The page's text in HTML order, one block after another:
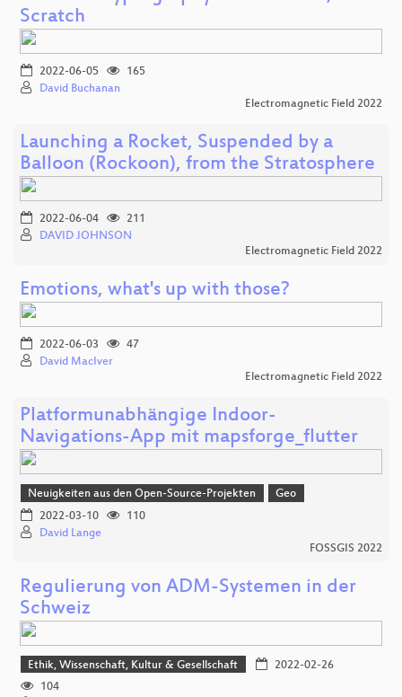
Scratch
2022-06-05
165
David Buchanan
Electromagnetic Field 2022
Launching a Rocket, Suspended by a
Balloon (Rockoon), from the Stratosphere
2022-06-04
211
DAVID JOHNSON
Electromagnetic Field 2022
Emotions, what's up with those?
2022-06-03
47
David MacIver
Electromagnetic Field 2022
Platformunabhängige Indoor-
Navigations-App mit mapsforge_flutter
Neuigkeiten aus den Open-Source-Projekten
Geo
2022-03-10
110
David Lange
FOSSGIS 2022
Regulierung von ADM-Systemen in der
Schweiz
Ethik, Wissenschaft, Kultur & Gesellschaft
2022-02-26
104